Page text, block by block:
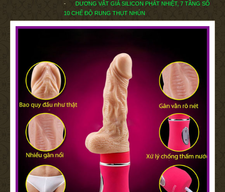
DƯƠNG VẬT GIẢ SILICON PHÁT NHIỆT, 7 TẦNG SỐ
10 CHẾ ĐỘ RUNG THỤT NHÚN